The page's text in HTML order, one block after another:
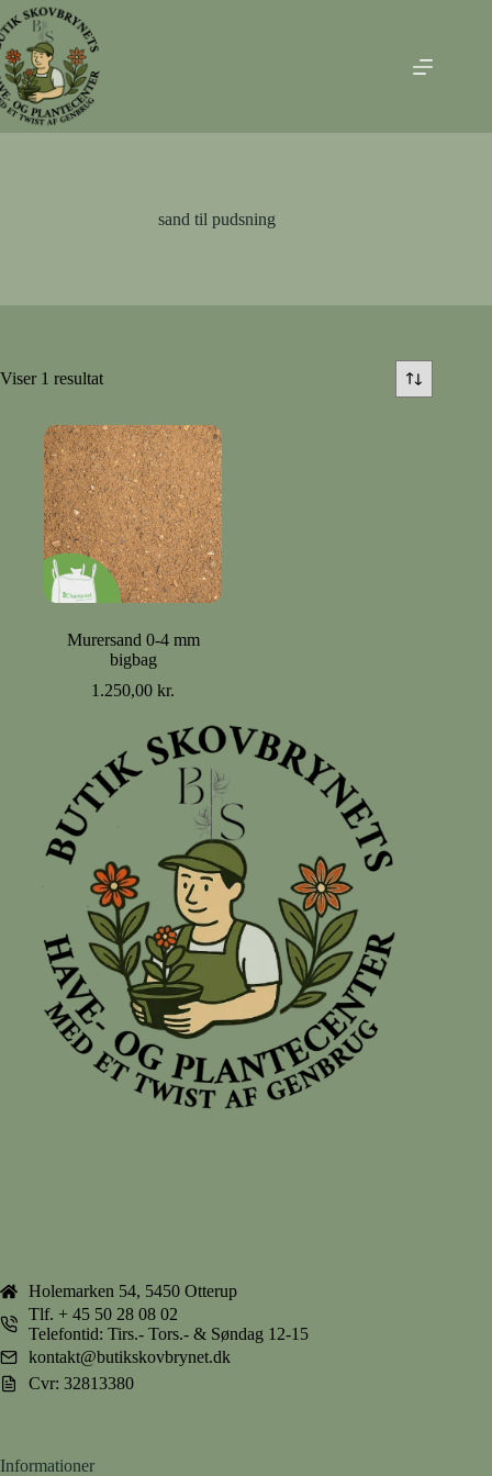
Fortsæt
til
indhold
sand til pudsning
Viser 1 resultat
Murersand 0-4 mm
bigbag
1.250,00kr.
Holemarken 54, 5450 Otterup
Tlf. + 45 50 28 08 02
Telefontid: Tirs.- Tors.- & Søndag 12-15
kontakt@butikskovbrynet.dk
Cvr: 32813380
Informationer